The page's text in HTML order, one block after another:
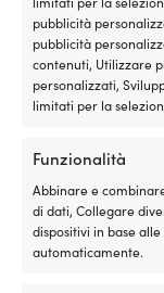
pubblicità
pubblicità
contenuti, Utilizzare
personalizzati,
limitati per la
Funzionalità
Abbinare e
di dati, Collegare
dispositivi in base
automaticamente.
239,99€
IVA incl.
DISPONIBILE SU